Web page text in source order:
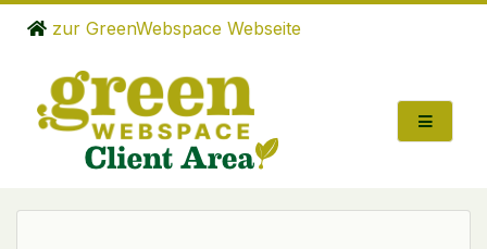
zur GreenWebspace Webseite